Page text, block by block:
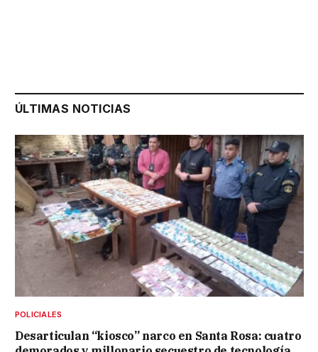
ÚLTIMAS NOTICIAS
POLICIALES
Desarticulan “kiosco” narco en Santa Rosa: cuatro